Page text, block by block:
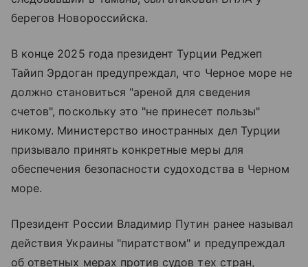
берегов Новороссийска.
В конце 2025 года президент Турции Реджеп
Тайип Эрдоган предупреждал, что Черное море не
должно становиться "ареной для сведения
счетов", поскольку это "не принесет пользы"
никому. Министерство иностранных дел Турции
призывало принять конкретные меры для
обеспечения безопасности судоходства в Черном
море.
Президент России Владимир Путин ранее называл
действия Украины "пиратством" и предупреждал
об ответных мерах против судов тех стран,